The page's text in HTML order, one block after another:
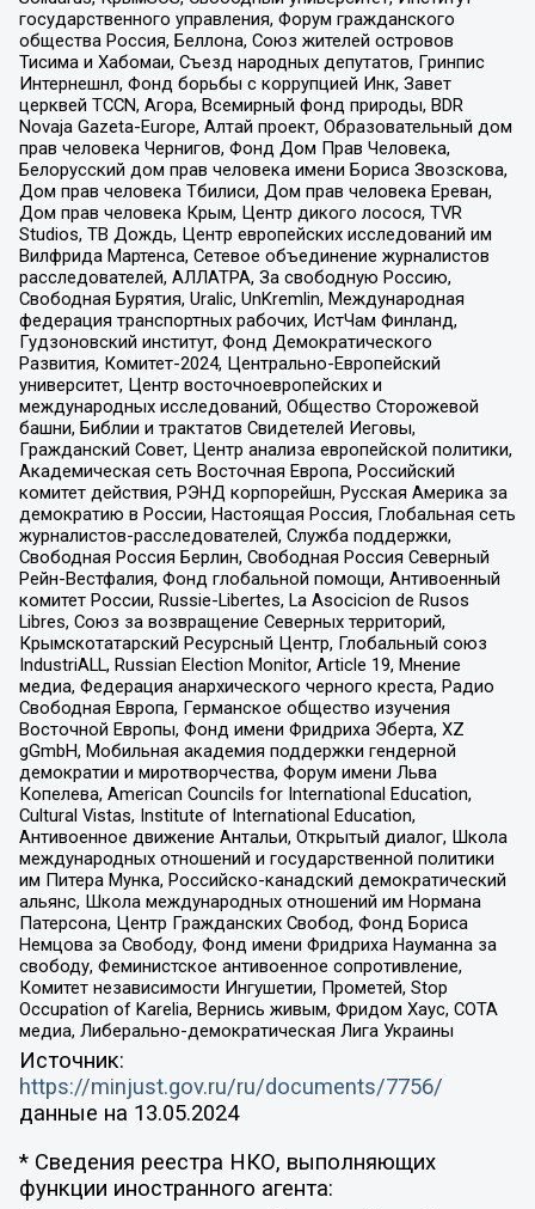
государственного управления, Форум гражданского
общества Россия, Беллона, Союз жителей островов
Тисима и Хабомаи, Съезд народных депутатов, Гринпис
Интернешнл, Фонд борьбы с коррупцией Инк, Завет
церквей TCCN, Агора, Всемирный фонд природы, BDR
Novaja Gazeta-Europe, Алтай проект, Образовательный дом
прав человека Чернигов, Фонд Дом Прав Человека,
Белорусский дом прав человека имени Бориса Звозскова,
Дом прав человека Тбилиси, Дом прав человека Ереван,
Дом прав человека Крым, Центр дикого лосося, TVR
Studios, ТВ Дождь, Центр европейских исследований им
Вилфрида Мартенса, Сетевое объединение журналистов
расследователей, АЛЛАТРА, За свободную Россию,
Свободная Бурятия, Uralic, UnKremlin, Международная
федерация транспортных рабочих, ИстЧам Финланд,
Гудзоновский институт, Фонд Демократического
Развития, Комитет-2024, Центрально-Европейский
университет, Центр восточноевропейских и
международных исследований, Общество Сторожевой
башни, Библии и трактатов Свидетелей Иеговы,
Гражданский Совет, Центр анализа европейской политики,
Академическая сеть Восточная Европа, Российский
комитет действия, РЭНД корпорейшн, Русская Америка за
демократию в России, Настоящая Россия, Глобальная сеть
журналистов-расследователей, Служба поддержки,
Свободная Россия Берлин, Свободная Россия Северный
Рейн-Вестфалия, Фонд глобальной помощи, Антивоенный
комитет России, Russie-Libertes, La Asocicion de Rusos
Libres, Союз за возвращение Северных территорий,
Крымскотатарский Ресурсный Центр, Глобальный союз
IndustriALL, Russian Election Monitor, Article 19, Мнение
медиа, Федерация анархического черного креста, Радио
Свободная Европа, Германское общество изучения
Восточной Европы, Фонд имени Фридриха Эберта, XZ
gGmbH, Мобильная академия поддержки гендерной
демократии и миротворчества, Форум имени Льва
Копелева, American Councils for International Education,
Cultural Vistas, Institute of International Education,
Антивоенное движение Антальи, Открытый диалог, Школа
международных отношений и государственной политики
им Питера Мунка, Российско-канадский демократический
альянс, Школа международных отношений им Нормана
Патерсона, Центр Гражданских Свобод, Фонд Бориса
Немцова за Свободу, Фонд имени Фридриха Науманна за
свободу, Феминистское антивоенное сопротивление,
Комитет независимости Ингушетии, Прометей, Stop
Occupation of Karelia, Вернись живым, Фридом Хаус, СОТА
медиа, Либерально-демократическая Лига Украины
Источник:
https://minjust.gov.ru/ru/documents/7756/
данные на 13.05.2024
* Сведения реестра НКО, выполняющих
функции иностранного агента: